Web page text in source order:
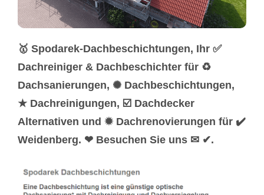
🥇 Spodarek-Dachbeschichtungen, Ihr ✅
Dachreiniger & Dachbeschichter für ♻
Dachsanierungen, ✺ Dachbeschichtungen,
★ Dachreinigungen, ☑️ Dachdecker
Alternativen und ✹ Dachrenovierungen für ✔️
Weidenberg. ❤ Besuchen Sie uns ✉ ✔.